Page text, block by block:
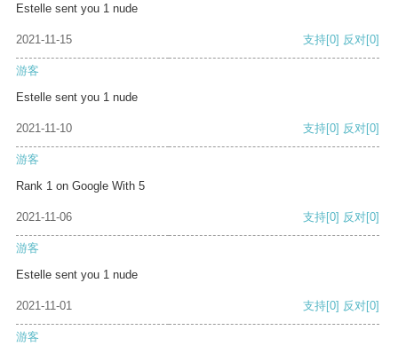
Estelle sent you 1 nude
2021-11-15 支持[0] 反对[0]
游客
Estelle sent you 1 nude
2021-11-10 支持[0] 反对[0]
游客
Rank 1 on Google With 5
2021-11-06 支持[0] 反对[0]
游客
Estelle sent you 1 nude
2021-11-01 支持[0] 反对[0]
游客